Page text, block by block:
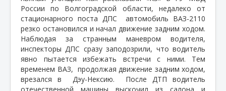
России по Волгоградской области, недалеко от
стационарного поста ДПС
автомобиль ВАЗ-2110
резко остановился и начал движение задним ходом.
Наблюдая за странным маневром водителя,
инспекторы ДПС сразу заподозрили, что водитель
явно пытается избежать встречи с ними. Тем
временем ВАЗ, продолжая движение задним ходом,
врезался в
Дэу-Нексию.
После ДТП водитель
отечественной машины выскочил из салона и